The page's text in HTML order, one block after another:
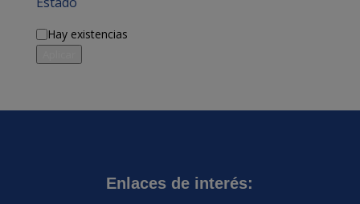
Disponibilidad
Hay existencias
Enlaces de interés: